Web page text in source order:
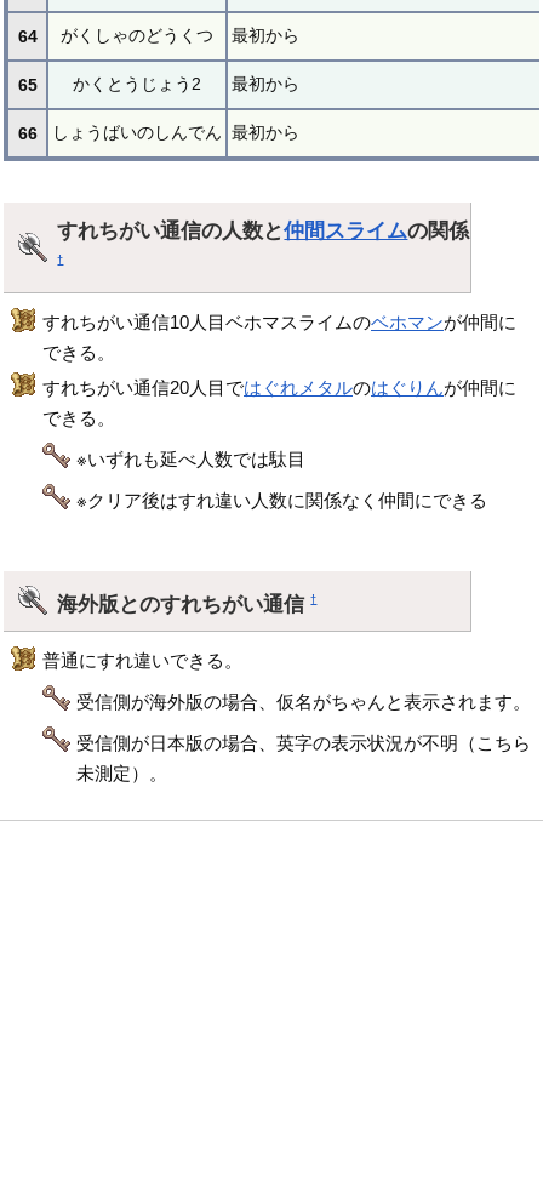
64 がくしゃのどうくつ 最初から
65 かくとうじょう2 最初から
66 しょうばいのしんでん 最初から
すれちがい通信の人数と仲間スライムの関係
†
すれちがい通信10人目ベホマスライムのベホマンが仲間に
できる。
すれちがい通信20人目ではぐれメタルのはぐりんが仲間に
できる。
※いずれも延べ人数では駄目
※クリア後はすれ違い人数に関係なく仲間にできる
海外版とのすれちがい通信†
普通にすれ違いできる。
受信側が海外版の場合、仮名がちゃんと表示されます。
受信側が日本版の場合、英字の表示状況が不明（こちら
未測定）。